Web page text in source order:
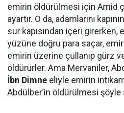
emirin öldürülmesi için Amid
ayartır. O da, adamlarını
sur kapısından içeri girerken,
yüzüne doğru para saçar, emiri
emirin üzerine çullanıp gürz
öldürürler. Ama Mervaniler,
İbn Dimne eliyle emirin
Abdülber’in öldürülmesi şöyle